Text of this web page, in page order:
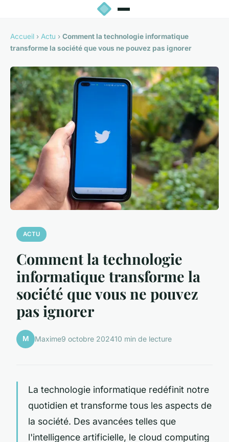
Accueil › Actu › Comment la technologie informatique
transforme la société que vous ne pouvez pas ignorer
ACTU
Comment la technologie
informatique transforme la
société que vous ne pouvez
pas ignorer
M Maxime9 octobre 202410 min de lecture
La technologie informatique redéfinit notre
quotidien et transforme tous les aspects de
la société. Des avancées telles que
l'intelligence artificielle, le cloud computing